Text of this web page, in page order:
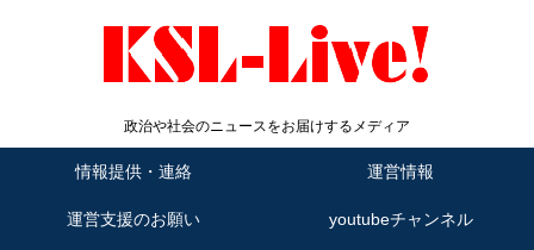
政治や社会のニュースをお届けするメディア
情報提供・連絡 運営情報
運営支援のお願い youtubeチャンネル